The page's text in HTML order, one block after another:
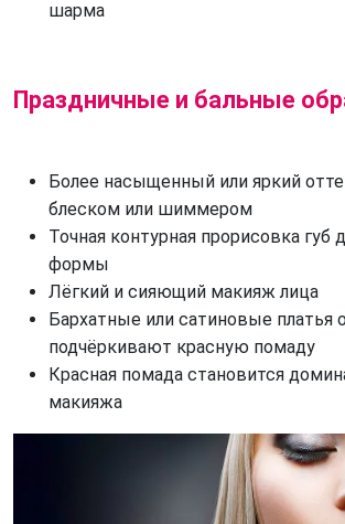
шарма
Праздничные и бальные
Более насыщенный или яркий
блеском или шиммером
Точная контурная прорисовка губ
формы
Лёгкий и сияющий макияж лица
Бархатные или сатиновые платья
подчёркивают красную помаду
Красная помада становится
макияжа